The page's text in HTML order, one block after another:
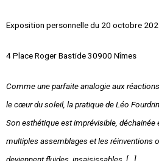
Exposition personnelle du 20 octobre
4 Place Roger Bastide 30900 Nîmes
Comme une parfaite analogie aux
le cœur du soleil, la pratique de Léo
Son esthétique est imprévisible, déchainée
multiples assemblages et les réinventions
deviennent fluides, insaisissables. […]